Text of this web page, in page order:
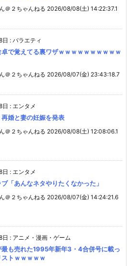
＠２ちゃんねる 2026/08/08(土) 14:22:37.1
日 : バラエティ
で覚えてる裏ワザｗｗｗｗｗｗｗｗｗｗ
＠２ちゃんねる 2026/08/07(金) 23:43:18.7
日 : エンタメ
再婚と妻の妊娠を発表
＠２ちゃんねる 2026/08/08(土) 12:08:06.1
日 : エンタメ
「あんなネタやりたくなかった」
＠２ちゃんねる 2026/08/07(金) 14:24:21.6
日 : アニメ・漫画・ゲーム
最も売れた1995年新年3・4合併号に載っ
トｗｗｗｗｗ